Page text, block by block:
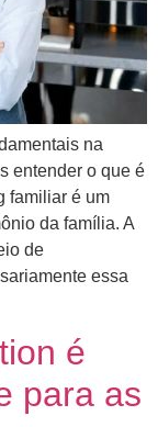
na
entender o que é
familiar é um
da família. A
de
essa
é
para as